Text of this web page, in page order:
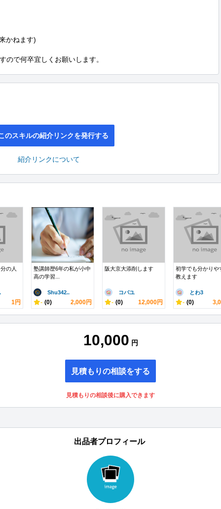
かねます)
ので何卒宜しくお願いします。
のスキルの紹介リンクを発行する
紹介リンクについて
の人
1円
塾講師歴6年の私が小中
高の学習...
Shu342..
- (0) 2,000円
阪大京大添削します
コバユ
- (0) 12,000円
初学でも分かりや
教えます
とわ3
- (0)
10,000 円
見積もりの相談をする
見積もりの相談後に購入できます
出品者プロフィール